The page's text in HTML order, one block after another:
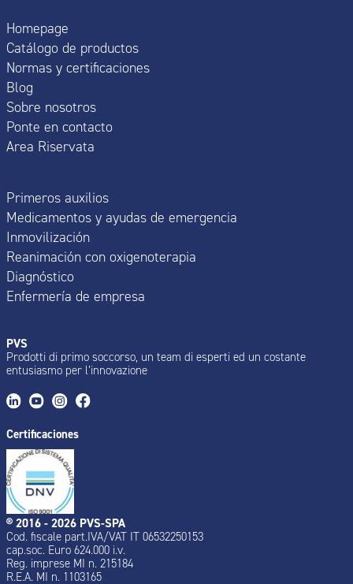
Homepage
Catálogo de productos
Normas y certificaciones
Blog
Sobre nosotros
Ponte en contacto
Area Riservata
Primeros auxilios
Medicamentos y ayudas de emergencia
Inmovilización
Reanimación con oxigenoterapia
Diagnóstico
Enfermería de empresa
PVS
Prodotti di primo soccorso, un team di esperti ed un costante
entusiasmo per l’innovazione
Certificaciones
® 2016 - 2026 PVS-SPA
Cod. fiscale part.IVA/VAT IT 06532250153
cap.soc. Euro 624.000 i.v.
Reg. imprese MI n. 215184
R.E.A. MI n. 1103165